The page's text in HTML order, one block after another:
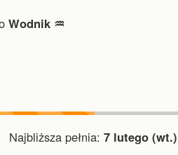
Wodnik ♒︎
Najbliższa pełnia: 7 lutego (wt.)